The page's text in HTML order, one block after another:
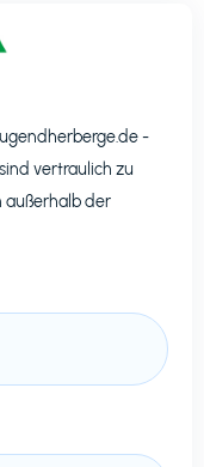
-
vertraulich zu
außerhalb der